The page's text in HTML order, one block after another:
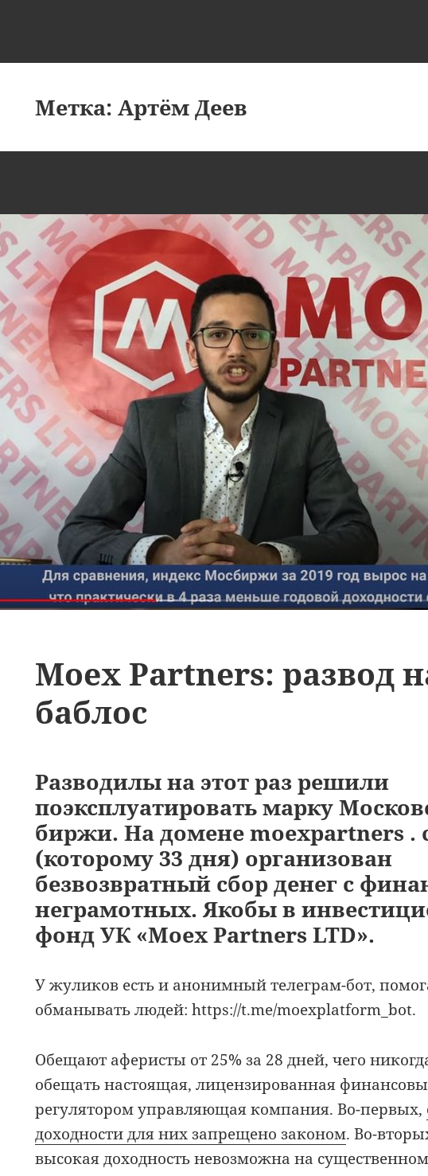
Метка:Артём Деев
Moex Partners: развод
баблос
Разводилы на этот раз решили
поэксплуатировать марку
биржи. На домене moexpartners .
(которому 33 дня) организован
безвозвратный сбор денег с
неграмотных. Якобы в
фонд УК «Moex Partners LTD».
У жуликов есть и анонимный телеграм-бот,
обманывать людей: https://t.me/moexplatform_bot.
Обещают аферисты от 25% за 28 дней, чего
обещать настоящая, лицензированная
регулятором управляющая компания. Во-первых,
доходности для них запрещено законом. Во-
высокая доходность невозможна на